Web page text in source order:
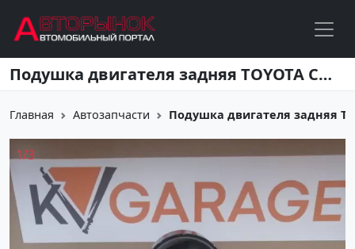
Перейти к основному содержанию Подушка двигателя задняя TOYOTA COROLLA / SPRINTER Краснодар
Главная Автозапчасти Подушка двигателя задняя
1/3